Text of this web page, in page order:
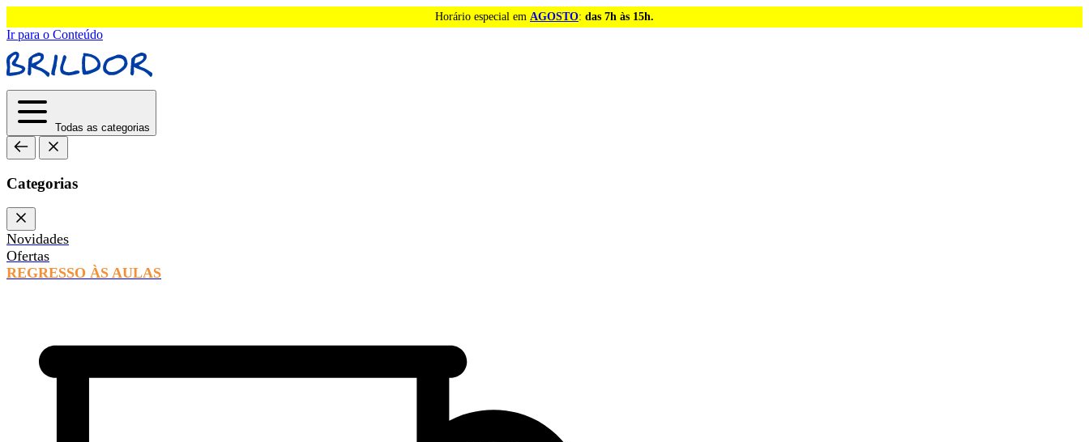
Horário especial em AGOSTO: das 7h às 15h.
Ir para o Conteúdo
Todas as categorias
Categorias
Novidades
Ofertas
REGRESSO ÀS AULAS